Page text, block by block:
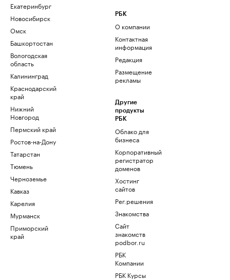
Екатеринбург
Новосибирск
Омск
Башкортостан
Вологодская
область
Калининград
Краснодарский
край
Нижний
Новгород
Пермский край
Ростов-на-Дону
Татарстан
Тюмень
Черноземье
Кавказ
Карелия
Мурманск
Приморский
край
РБК
О компании
Контактная
информация
Редакция
Размещение
рекламы
Другие
продукты
РБК
Облако для
бизнеса
Корпоративный
регистратор
доменов
Хостинг
сайтов
Рег.решения
Знакомства
Сайт
знакомств
podbor.ru
РБК
Компании
РБК Курсы